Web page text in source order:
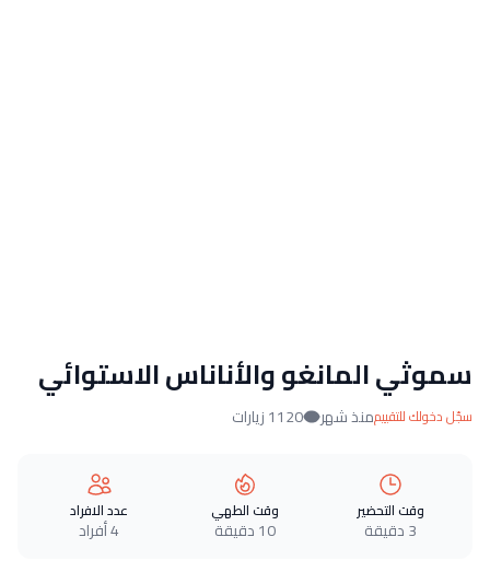
سموثي المانغو والأناناس الاستوائي
سجّل دخولك للتقييممنذ شهر 1120 زيارات
وقت التحضير
3 دقيقة
وقت الطهي
10 دقيقة
عدد الافراد
4 أفراد